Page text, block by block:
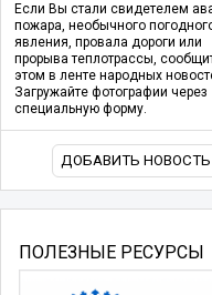
Если Вы стали свидетелем
пожара, необычного
явления, провала дороги или
прорыва теплотрассы,
этом в ленте народных
Загружайте фотографии через
специальную форму.
ДОБАВИТЬ НОВОСТЬ
ПОЛЕЗНЫЕ РЕСУРСЫ